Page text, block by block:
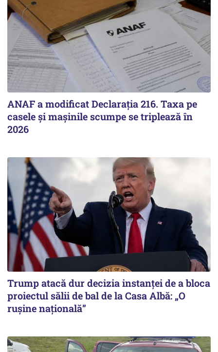
ANAF a modificat Declarația 216. Taxa pe
casele și mașinile scumpe se triplează în
2026
Trump atacă dur decizia instanţei de a bloca
proiectul sălii de bal de la Casa Albă: „O
ruşine naţională”